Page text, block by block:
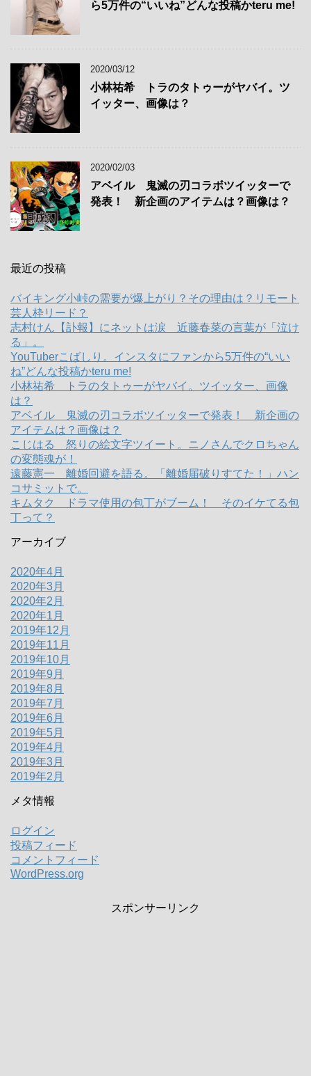
ら5万件の“いいね”どんな投稿かteru me!
2020/03/12
小林祐希 トラのタトゥーがヤバイ。ツ
イッター、画像は？
2020/02/03
アベイル 鬼滅の刃コラボツイッターで
発表！ 新企画のアイテムは？画像は？
最近の投稿
バイキング小峠の需要が爆上がり？その理由は？リモート
芸人枠リード？
志村けん【訃報】にネットは涙 近藤春菜の言葉が「泣け
る」。
YouTuberこばしり。インスタにファンから5万件の“いい
ね”どんな投稿かteru me!
小林祐希 トラのタトゥーがヤバイ。ツイッター、画像
は？
アベイル 鬼滅の刃コラボツイッターで発表！ 新企画の
アイテムは？画像は？
こじはる 怒りの絵文字ツイート。ニノさんでクロちゃん
の変態魂が！
遠藤憲一 離婚回避を語る。「離婚届破りすてた！」ハン
コサミットで。
キムタク ドラマ使用の包丁がブーム！ そのイケてる包
丁って？
アーカイブ
2020年4月
2020年3月
2020年2月
2020年1月
2019年12月
2019年11月
2019年10月
2019年9月
2019年8月
2019年7月
2019年6月
2019年5月
2019年4月
2019年3月
2019年2月
メタ情報
ログイン
投稿フィード
コメントフィード
WordPress.org
スポンサーリンク